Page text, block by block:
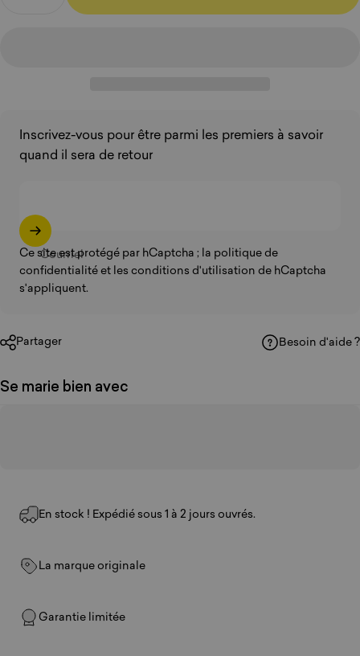
Inscrivez-vous pour être parmi les premiers à savoir
quand il sera de retour
Courriel
Ce site est protégé par hCaptcha ; la politique de
confidentialité et les conditions d'utilisation de hCaptcha
s'appliquent.
Partager Besoin d'aide ?
Se marie bien avec
En stock ! Expédié sous 1 à 2 jours ouvrés.
La marque originale
Garantie limitée